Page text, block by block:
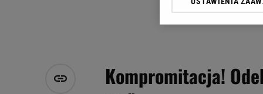
Kompromitacja!
Klikając „Akceptuję”
Zaufanych Partnerów i
My, nasi Zaufani